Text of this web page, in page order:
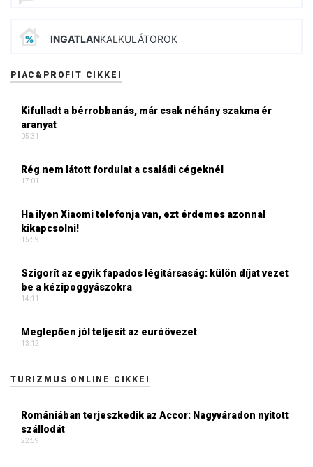
INGATLANKALKULÁTOROK
PIAC&PROFIT CIKKEI
Kifulladt a bérrobbanás, már csak néhány szakma ér
aranyat
05:31
Rég nem látott fordulat a családi cégeknél
17:01
Ha ilyen Xiaomi telefonja van, ezt érdemes azonnal
kikapcsolni!
15:59
Szigorít az egyik fapados légitársaság: külön díjat vezet
be a kézipoggyászokra
14:11
Meglepően jól teljesít az euróövezet
13:12
TURIZMUS ONLINE CIKKEI
Romániában terjeszkedik az Accor: Nagyváradon nyitott
szállodát
22:59